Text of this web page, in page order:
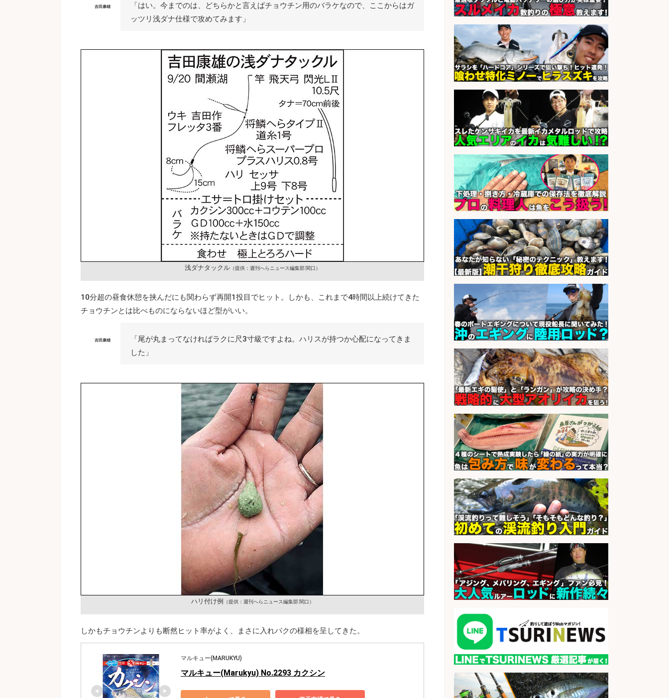
吉田康雄
「はい。今までのは、どちらかと言えばチョウチン用のバラケなので、ここからはガ
ッツリ浅ダナ仕様で攻めてみます」
浅ダナタックル（提供：週刊へらニュース編集部 関口）
10分超の昼食休憩を挟んだにも関わらず再開1投目でヒット。しかも、これまで4時間以上続けてきた
チョウチンとは比べものにならないほど型がいい。
吉田康雄
「尾が丸まってなければラクに尺3寸級ですよね。ハリスが持つか心配になってきま
した」
ハリ付け例 （提供：週刊へらニュース編集部 関口）
しかもチョウチンよりも断然ヒット率がよく、まさに入れパクの様相を呈してきた。
マルキュー(MARUKYU)
マルキュー(Marukyu) No.2293 カクシン
コンビニ/広島県/調理なし・軽作業
スタート お魚のパック詰め 品出し/
週4日から勤務OK/希望休が取得で
きる
会社名 株式会社ホットスタッフ五日市
sponsored by 求人ボックス
さらに求人情報を見る